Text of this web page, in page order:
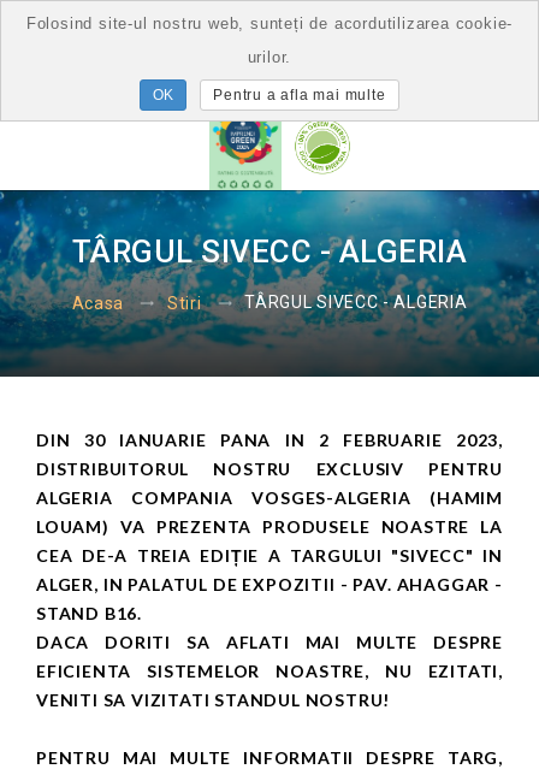
TÂRGUL SIVECC - ALGERIA
Acasa Stiri TÂRGUL SIVECC - ALGERIA
DIN 30 IANUARIE PANA IN 2 FEBRUARIE 2023,
DISTRIBUITORUL NOSTRU EXCLUSIV PENTRU
ALGERIA COMPANIA VOSGES-ALGERIA (HAMIM
LOUAM) VA PREZENTA PRODUSELE NOASTRE LA
CEA DE-A TREIA EDIȚIE A TARGULUI "SIVECC" IN
ALGER, IN PALATUL DE EXPOZITII - PAV. AHAGGAR -
STAND B16.
DACA DORITI SA AFLATI MAI MULTE DESPRE
EFICIENTA SISTEMELOR NOASTRE, NU EZITATI,
VENITI SA VIZITATI STANDUL NOSTRU!
PENTRU MAI MULTE INFORMATII DESPRE TARG,
Folosind site-ul nostru web, sunteți de acordutilizarea cookie-
urilor.
Pentru a afla mai multe